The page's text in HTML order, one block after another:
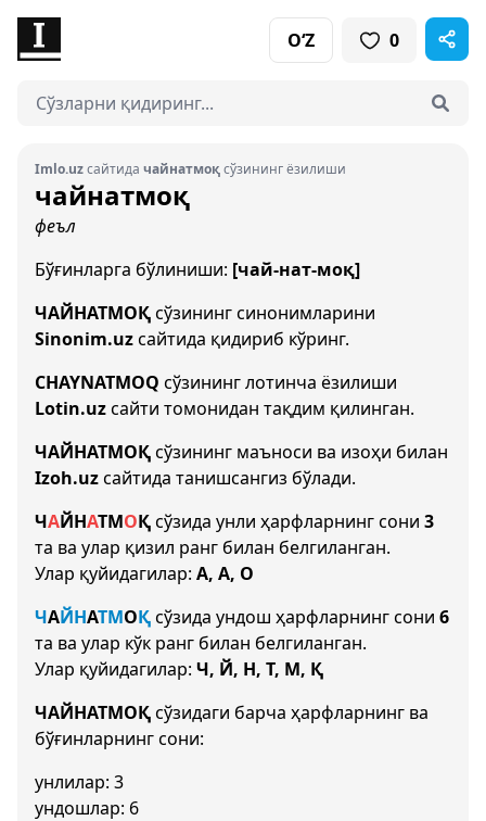
O‘Z 0
Imlo.uzсайтида чайнатмоқсўзининг ёзилиши
чайнатмоқ
феъл
Бўғинларга бўлиниши: [чай-нат-моқ]
ЧАЙНАТМОҚсўзининг синонимларини
Sinonim.uzсайтида қидириб кўринг.
CHAYNATMOQ сўзининг лотинча ёзилиши
Lotin.uzсайти томонидан тақдим қилинган.
ЧАЙНАТМОҚсўзининг маъноси ва изоҳи билан
Izoh.uzсайтида танишсангиз бўлади.
ЧАЙНАТМОҚсўзида унли ҳарфларнинг сони 3
та ва улар қизил ранг билан белгиланган.
Улар қуйидагилар: А, А, О
ЧАЙНАТМОҚсўзида ундош ҳарфларнинг сони 6
та ва улар кўк ранг билан белгиланган.
Улар қуйидагилар: Ч, Й, Н, Т, М, Қ
ЧАЙНАТМОҚсўзидаги барча ҳарфларнинг ва
бўғинларнинг сони:
унлилар: 3
ундошлар: 6